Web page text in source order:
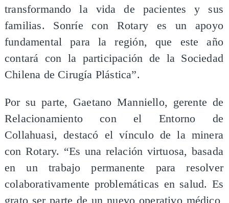
transformando la vida de pacientes y sus
familias. Sonríe con Rotary es un apoyo
fundamental para la región, que este año
contará con la participación de la Sociedad
Chilena de Cirugía Plástica”.
Por su parte, Gaetano Manniello, gerente de
Relacionamiento con el Entorno de
Collahuasi, destacó el vínculo de la minera
con Rotary. “Es una relación virtuosa, basada
en un trabajo permanente para resolver
colaborativamente problemáticas en salud. Es
grato ser parte de un nuevo operativo médico,